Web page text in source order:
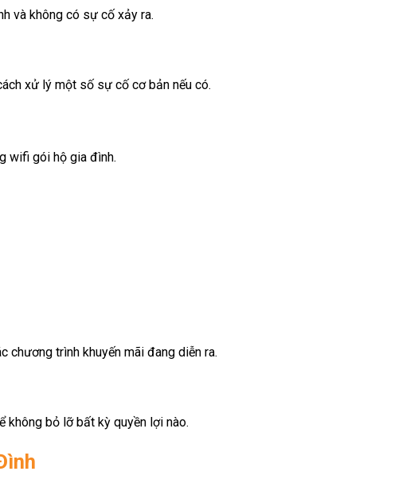
và không có sự cố xảy ra.
xử lý một số sự cố cơ bản nếu có.
wifi gói hộ gia đình.
chương trình khuyến mãi đang diễn ra.
không bỏ lỡ bất kỳ quyền lợi nào.